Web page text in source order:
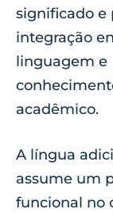
significado e
integração
linguagem e
acadêmico.
A língua
assume um
funcional no